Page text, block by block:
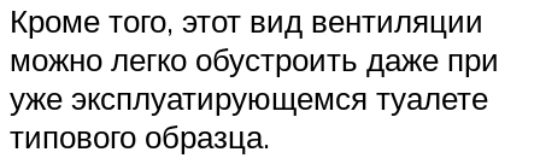
Кроме того, этот вид вентиляции
можно легко обустроить даже при
уже эксплуатирующемся туалете
типового образца.